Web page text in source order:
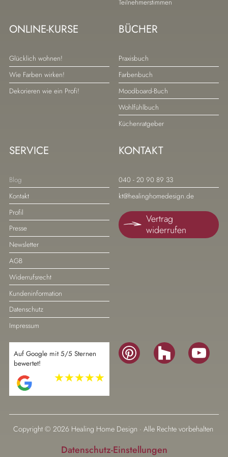
Teilnehmerstimmen
ONLINE-KURSE
Navigation
überspringen
Glücklich wohnen!
Wie Farben wirken!
Dekorieren wie ein Profi!
BÜCHER
Navigation
überspringen
Praxisbuch
Farbenbuch
Moodboard-Buch
Wohlfühlbuch
Küchenratgeber
SERVICE
Navigation
überspringen
Blog
Kontakt
Profil
Presse
Newsletter
AGB
Widerrufsrecht
Kundeninformation
Datenschutz
Impressum
KONTAKT
Navigation
überspringen
040 - 20 90 89 33
kt@healinghomedesign.de
Vertrag
widerrufen
Auf Google mit 5/5 Sternen
bewertet!
Navigation
überspringen
Navigation
überspringen
Copyright © 2026 Healing Home Design · Alle Rechte vorbehalten
Datenschutz-Einstellungen